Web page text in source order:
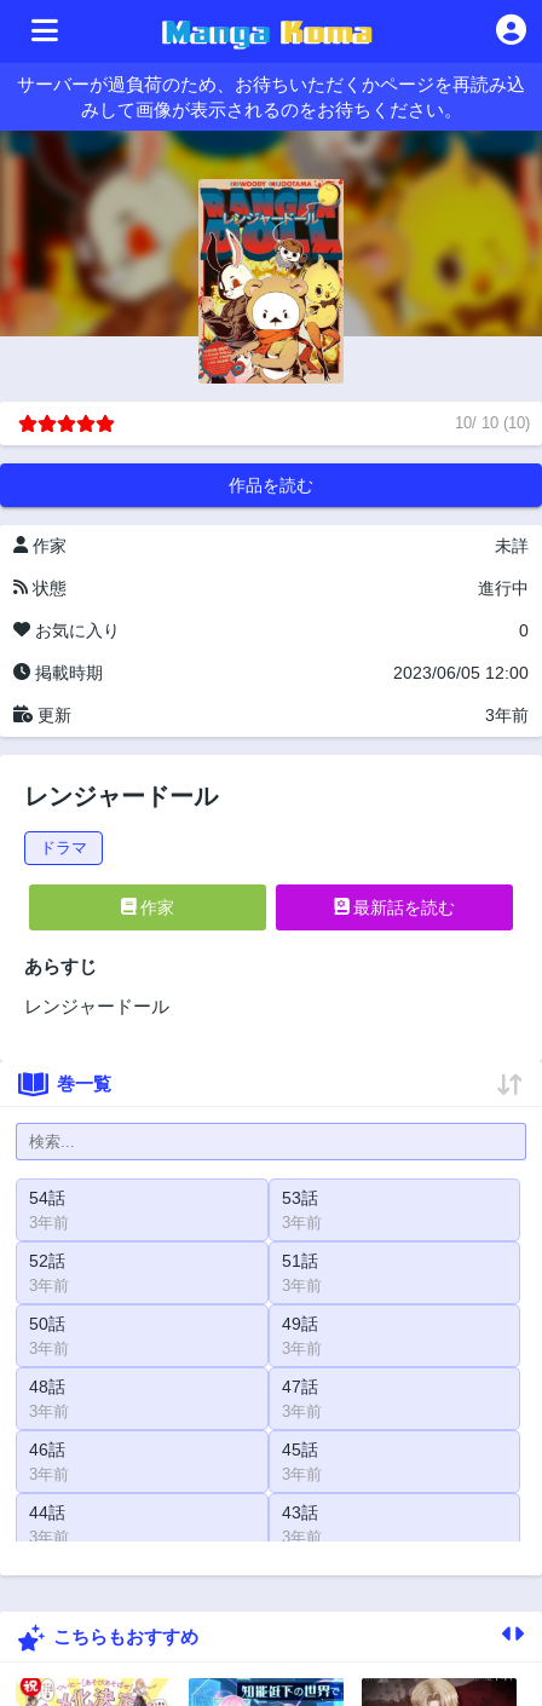
サーバーが過負荷のため、お待ちいただくかページを再読み込
みして画像が表示されるのをお待ちください。
10/ 10 (10)
作品を読む
作家 未詳
状態 進行中
お気に入り 0
掲載時期 2023/06/05 12:00
更新 3年前
レンジャードール
ドラマ
作家 最新話を読む
あらすじ
レンジャードール
巻一覧
54話
3年前
53話
3年前
52話
3年前
51話
3年前
50話
3年前
49話
3年前
48話
3年前
47話
3年前
46話
3年前
45話
3年前
44話
3年前
43話
3年前
42話 41話
40話
38話 37話
こちらもおすすめ